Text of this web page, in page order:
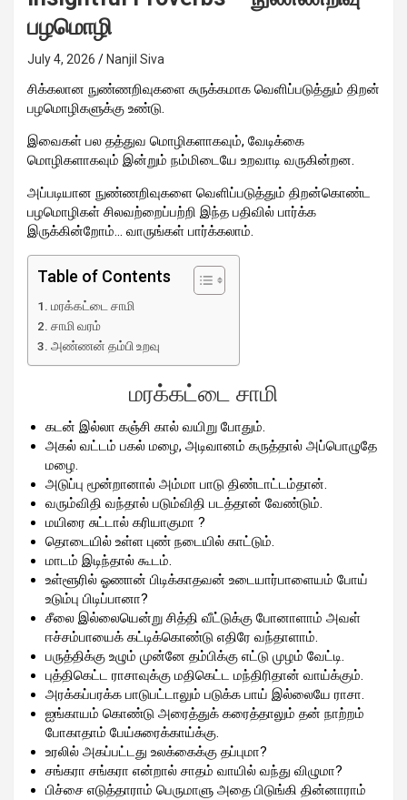
பழமொழி
July 4, 2026 Nanjil Siva
சிக்கலான நுண்ணறிவுகளை சுருக்கமாக வெளிப்படுத்தும் திறன்
பழமொழிகளுக்கு உண்டு.
இவைகள் பல தத்துவ மொழிகளாகவும், வேடிக்கை
மொழிகளாகவும் இன்றும் நம்மிடையே உறவாடி வருகின்றன.
அப்படியான நுண்ணறிவுகளை வெளிப்படுத்தும் திறன்கொண்ட
பழமொழிகள் சிலவற்றைப்பற்றி இந்த பதிவில் பார்க்க
இருக்கின்றோம்… வாருங்கள் பார்க்கலாம்.
Table of Contents
மரக்கட்டை சாமி
சாமி வரம்
அண்ணன் தம்பி உறவு
மரக்கட்டை சாமி
கடன் இல்லா கஞ்சி கால் வயிறு போதும்.
அகல் வட்டம் பகல் மழை, அடிவானம் கருத்தால் அப்பொழுதே
மழை.
அடுப்பு மூன்றானால் அம்மா பாடு திண்டாட்டம்தான்.
வரும்விதி வந்தால் படும்விதி படத்தான் வேண்டும்.
மயிரை சுட்டால் கரியாகுமா ?
தொடையில் உள்ள புண் நடையில் காட்டும்.
மாடம் இடிந்தால் கூடம்.
உள்ளூரில் ஓணான் பிடிக்காதவன் உடையார்பாளையம் போய்
உடும்பு பிடிப்பானா?
சீலை இல்லையென்று சித்தி வீட்டுக்கு போனாளாம் அவள்
ஈச்சம்பாயைக் கட்டிக்கொண்டு எதிரே வந்தாளாம்.
பருத்திக்கு உழும் முன்னே தம்பிக்கு எட்டு முழம் வேட்டி.
புத்திகெட்ட ராசாவுக்கு மதிகெட்ட மந்திரிதான் வாய்க்கும்.
அரக்கப்பரக்க பாடுபட்டாலும் படுக்க பாய் இல்லையே ராசா.
ஐங்காயம் கொண்டு அரைத்துக் கரைத்தாலும் தன் நாற்றம்
போகாதாம் பேய்சுரைக்காய்க்கு.
உரலில் அகப்பட்டது உலக்கைக்கு தப்புமா?
சங்கரா சங்கரா என்றால் சாதம் வாயில் வந்து விழுமா?
பிச்சை எடுத்தாராம் பெருமாளு அதை பிடுங்கி தின்னாராம்